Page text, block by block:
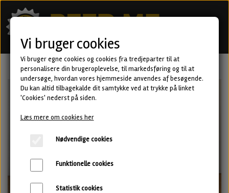
Vi bruger cookies
Vi bruger egne cookies og cookies fra tredjeparter til at
personalisere din brugeroplevelse, til markedsføring og til at
undersøge, hvordan vores hjemmeside anvendes af besøgende.
Du kan altid tilbagekalde dit samtykke ved at trykke på linket
'Cookies' nederst på siden.
Læs mere om cookies her
Nødvendige cookies
Funktionelle cookies
Statistik cookies